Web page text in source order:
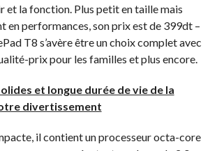
et la fonction. Plus petit en taille mais
en performances, son prix est de 399dt –
T8 s’avère être un choix complet avec
prix pour les familles et plus encore.
et longue durée de vie de la
divertissement
il contient un processeur octa-core